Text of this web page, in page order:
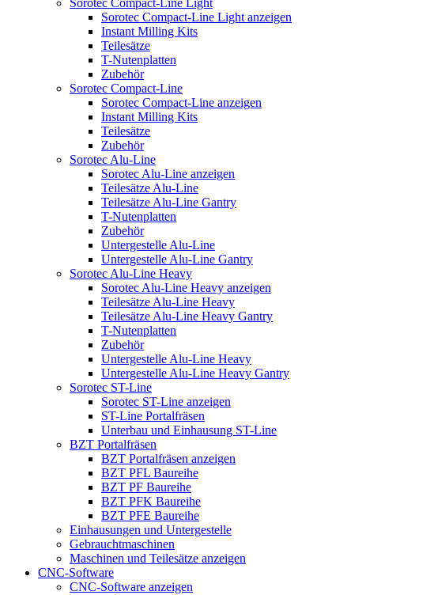
Sorotec Compact-Line Light
Sorotec Compact-Line Light anzeigen
Instant Milling Kits
Teilesätze
T-Nutenplatten
Zubehör
Sorotec Compact-Line
Sorotec Compact-Line anzeigen
Instant Milling Kits
Teilesätze
Zubehör
Sorotec Alu-Line
Sorotec Alu-Line anzeigen
Teilesätze Alu-Line
Teilesätze Alu-Line Gantry
T-Nutenplatten
Zubehör
Untergestelle Alu-Line
Untergestelle Alu-Line Gantry
Sorotec Alu-Line Heavy
Sorotec Alu-Line Heavy anzeigen
Teilesätze Alu-Line Heavy
Teilesätze Alu-Line Heavy Gantry
T-Nutenplatten
Zubehör
Untergestelle Alu-Line Heavy
Untergestelle Alu-Line Heavy Gantry
Sorotec ST-Line
Sorotec ST-Line anzeigen
ST-Line Portalfräsen
Unterbau und Einhausung ST-Line
BZT Portalfräsen
BZT Portalfräsen anzeigen
BZT PFL Baureihe
BZT PF Baureihe
BZT PFK Baureihe
BZT PFE Baureihe
Einhausungen und Untergestelle
Gebrauchtmaschinen
Maschinen und Teilesätze anzeigen
CNC-Software
CNC-Software anzeigen